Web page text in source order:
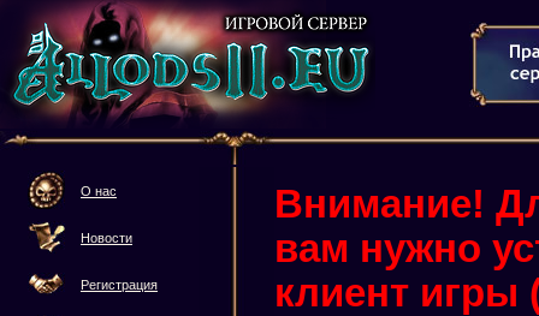
О нас
Новости
Регистрация
Внимание!
вам нужно
клиент игры